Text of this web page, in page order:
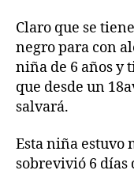
Claro que se
negro para con
niña de 6 años y
que desde un
salvará.
Esta niña estuvo
sobrevivió 6 días